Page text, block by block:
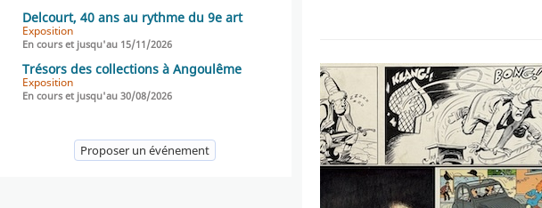
Delcourt, 40 ans au rythme du 9e art
Exposition
En cours et jusqu'au 15/11/2026
Trésors des collections à Angoulême
Exposition
En cours et jusqu'au 30/08/2026
Proposer un événement